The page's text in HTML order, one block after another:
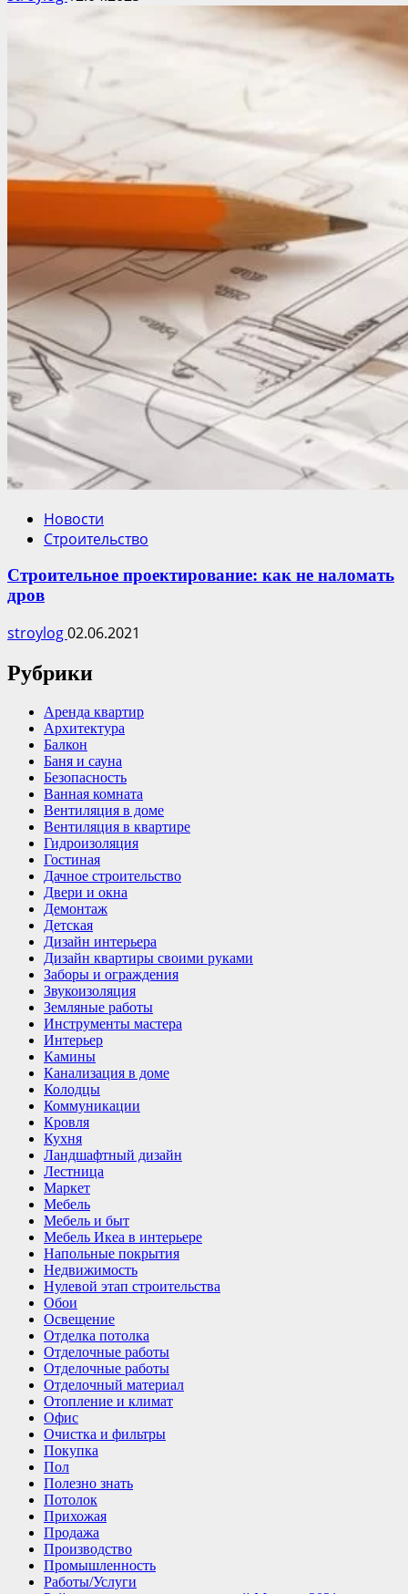
Новости
Строительство
Строительное проектирование: как не наломать
дров
stroylog02.06.2021
Рубрики
Аренда квартир
Архитектура
Балкон
Баня и сауна
Безопасность
Ванная комната
Вентиляция в доме
Вентиляция в квартире
Гидроизоляция
Гостиная
Дачное строительство
Двери и окна
Демонтаж
Детская
Дизайн интерьера
Дизайн квартиры своими руками
Заборы и ограждения
Звукоизоляция
Земляные работы
Инструменты мастера
Интерьер
Камины
Канализация в доме
Колодцы
Коммуникации
Кровля
Кухня
Ландшафтный дизайн
Лестница
Маркет
Мебель
Мебель и быт
Мебель Икеа в интерьере
Напольные покрытия
Недвижимость
Нулевой этап строительства
Обои
Освещение
Отделка потолка
Отделочные работы
Отделочные работы
Отделочный материал
Отопление и климат
Офис
Очистка и фильтры
Покупка
Пол
Полезно знать
Потолок
Прихожая
Продажа
Производство
Промышленность
Работы/Услуги